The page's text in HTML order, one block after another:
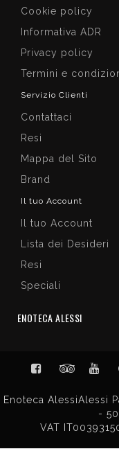
Cookie policy
Informativa ADR
Privacy policy
Termini e
Servizio Clienti
Contattaci
Resi
Mappa del Sito
Brand
Il tuo Account
Il tuo Account
Lista dei Desideri
Resi
Speciali
ENOTECA ALESSI
Enoteca AlessiAlessi
-
VAT